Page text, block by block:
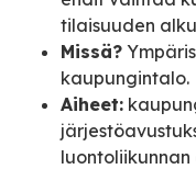
tilaisuuden
Missä?
kaupungintalo.
Aiheet:
luontoliikunnan